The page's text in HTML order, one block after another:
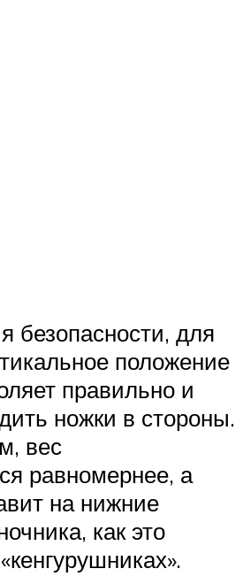
безопасности, для
положение
правильно и
ножки в стороны.
вес
равномернее, а
на нижние
как это